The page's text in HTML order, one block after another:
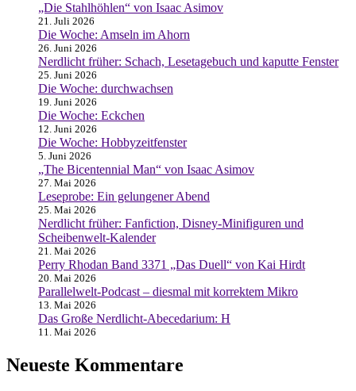
„Die Stahlhöhlen“ von Isaac Asimov
21. Juli 2026
Die Woche: Amseln im Ahorn
26. Juni 2026
Nerdlicht früher: Schach, Lesetagebuch und kaputte Fenster
25. Juni 2026
Die Woche: durchwachsen
19. Juni 2026
Die Woche: Eckchen
12. Juni 2026
Die Woche: Hobbyzeitfenster
5. Juni 2026
„The Bicentennial Man“ von Isaac Asimov
27. Mai 2026
Leseprobe: Ein gelungener Abend
25. Mai 2026
Nerdlicht früher: Fanfiction, Disney-Minifiguren und
Scheibenwelt-Kalender
21. Mai 2026
Perry Rhodan Band 3371 „Das Duell“ von Kai Hirdt
20. Mai 2026
Parallelwelt-Podcast – diesmal mit korrektem Mikro
13. Mai 2026
Das Große Nerdlicht-Abecedarium: H
11. Mai 2026
Neueste Kommentare